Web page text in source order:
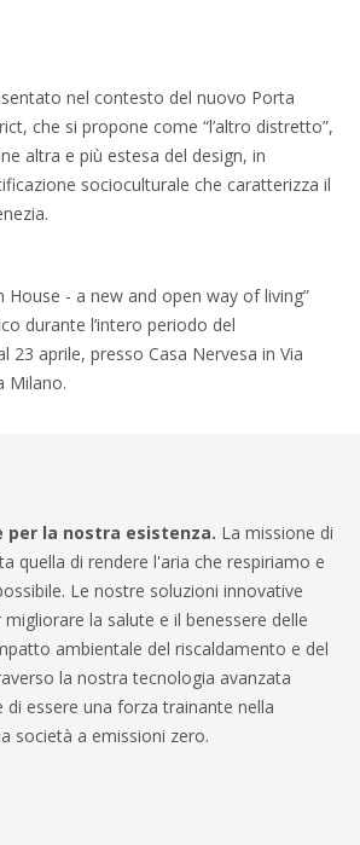
nel contesto del nuovo Porta
che si propone come “l’altro distretto”,
altra e più estesa del design, in
socioculturale che caratterizza il
House - a new and open way of living”
durante l’intero periodo del
23 aprile, presso Casa Nervesa in Via
Milano.
per la nostra esistenza. La missione di
quella di rendere l'aria che respiriamo e
Le nostre soluzioni innovative
la salute e il benessere delle
ambientale del riscaldamento e del
la nostra tecnologia avanzata
di essere una forza trainante nella
società a emissioni zero.